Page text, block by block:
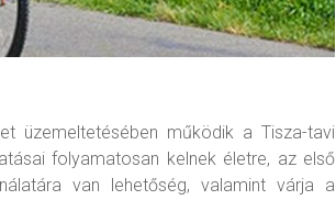
üzemeltetésében működik a Tisza-tavi
folyamatosan kelnek életre, az első
van lehetőség, valamint várja a